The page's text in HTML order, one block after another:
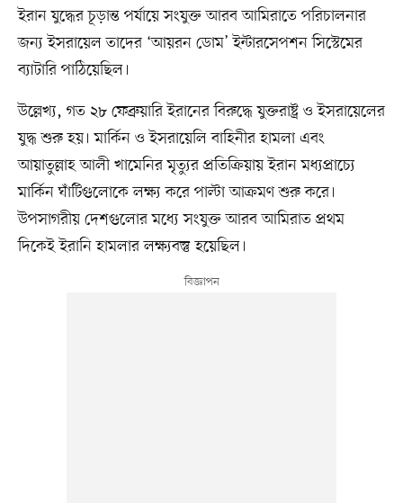
ইরান যুদ্ধের চূড়ান্ত পর্যায়ে সংযুক্ত আরব আমিরাতে পরিচালনার
জন্য ইসরায়েল তাদের ‘আয়রন ডোম’ ইন্টারসেপশন সিস্টেমের
ব্যাটারি পাঠিয়েছিল।
উল্লেখ্য, গত ২৮ ফেব্রুয়ারি ইরানের বিরুদ্ধে যুক্তরাষ্ট্র ও ইসরায়েলের
যুদ্ধ শুরু হয়। মার্কিন ও ইসরায়েলি বাহিনীর হামলা এবং
আয়াতুল্লাহ আলী খামেনির মৃত্যুর প্রতিক্রিয়ায় ইরান মধ্যপ্রাচ্যে
মার্কিন ঘাঁটিগুলোকে লক্ষ্য করে পাল্টা আক্রমণ শুরু করে।
উপসাগরীয় দেশগুলোর মধ্যে সংযুক্ত আরব আমিরাত প্রথম
দিকেই ইরানি হামলার লক্ষ্যবস্তু হয়েছিল।